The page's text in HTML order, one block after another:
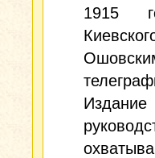
1915